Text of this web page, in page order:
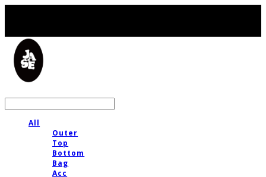
All
Outer
Top
Bottom
Bag
Acc